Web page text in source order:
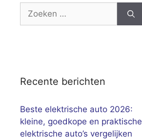
Zoek
Recente berichten
Beste elektrische auto 2026:
kleine, goedkope en praktische
elektrische auto’s vergelijken